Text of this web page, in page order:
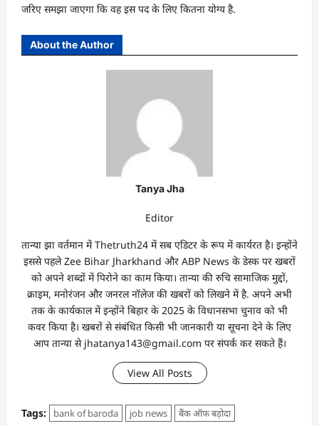
जरिए समझा जाएगा कि वह इस पद के लिए कितना योग्य है.
About the Author
Tanya Jha
Editor
तान्‍या झा वर्तमान में Thetruth24 में सब एडिटर के रूप में कार्यरत है। इन्होंने
इससे पहले Zee Bihar Jharkhand और ABP News के डेस्क पर खबरों
को अपने शब्दों में पिरोने का काम किया। तान्‍या की रुचि सामाजिक मुद्दों,
क्राइम, मनोरंजन और जनरल नॉलेज की खबरों को लिखने में है. अपने अभी
तक के कार्यकाल में इन्होंने बिहार के 2025 के विधानसभा चुनाव को भी
कवर किया है। खबरों से संबंधित किसी भी जानकारी या सूचना देने के लिए
आप तान्‍या से jhatanya143@gmail.com पर संपर्क कर सकते हैं।
View All Posts
Tags: bank of baroda job news बैंक ऑफ बड़ोदा